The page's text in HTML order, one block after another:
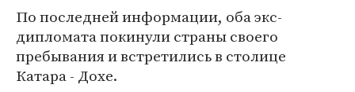
По последней информации, оба экс-
дипломата покинули страны своего
пребывания и встретились в столице
Катара - Дохе.